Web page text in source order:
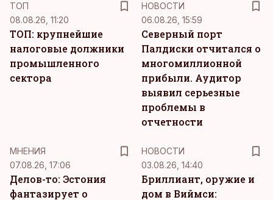
ТОП
08.08.26, 11:20
ТОП: крупнейшие
налоговые должники
промышленного
сектора
НОВОСТИ
06.08.26, 15:59
Северный порт
Палдиски отчитался о
многомиллионной
прибыли. Аудитор
выявил серьезные
проблемы в
отчетности
MНЕНИЯ
07.08.26, 17:06
Делов-то: Эстония
фантазирует о
НОВОСТИ
03.08.26, 14:40
Бриллиант, оружие и
дом в Виймси: